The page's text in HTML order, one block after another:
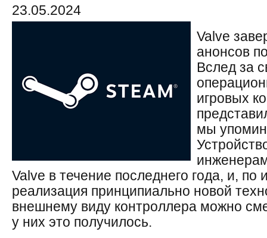
23.05.2024
Valve
анонсов
Вслед за
игровых
мы
Valve в течение последнего года, и,
реализация принципиально новой
внешнему виду контроллера можно
у них это получилось.